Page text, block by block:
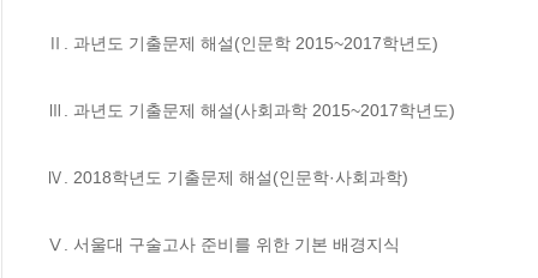
Ⅱ. 과년도 기출문제 해설(인문학 2015~2017학년도)
Ⅲ. 과년도 기출문제 해설(사회과학 2015~2017학년도)
Ⅳ. 2018학년도 기출문제 해설(인문학·사회과학)
Ⅴ. 서울대 구술고사 준비를 위한 기본 배경지식